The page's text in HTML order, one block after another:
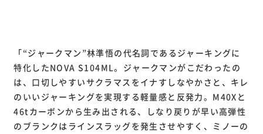
「“ジャークマン”林準悟の代名詞であるジャーキングに
特化したNOVA S104ML。ジャークマンがこだわったの
は、口切しやすいサクラマスをイナすしなやかさと、キレ
のいいジャーキングを実現する軽量感と反発力。M40Xと
46tカーボンから生み出される、しなり戻りが早い高弾性
のブランクはラインスラッグを発生させやすく、ミノーの